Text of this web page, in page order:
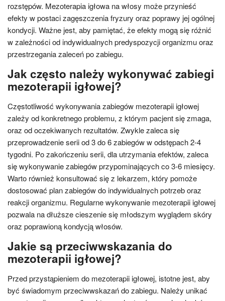
rozstępów. Mezoterapia igłowa na włosy może przynieść
efekty w postaci zagęszczenia fryzury oraz poprawy jej ogólnej
kondycji. Ważne jest, aby pamiętać, że efekty mogą się różnić
w zależności od indywidualnych predyspozycji organizmu oraz
przestrzegania zaleceń po zabiegu.
Jak często należy wykonywać zabiegi
mezoterapii igłowej?
Częstotliwość wykonywania zabiegów mezoterapii igłowej
zależy od konkretnego problemu, z którym pacjent się zmaga,
oraz od oczekiwanych rezultatów. Zwykle zaleca się
przeprowadzenie serii od 3 do 6 zabiegów w odstępach 2-4
tygodni. Po zakończeniu serii, dla utrzymania efektów, zaleca
się wykonywanie zabiegów przypominających co 3-6 miesięcy.
Warto również konsultować się z lekarzem, który pomoże
dostosować plan zabiegów do indywidualnych potrzeb oraz
reakcji organizmu. Regularne wykonywanie mezoterapii igłowej
pozwala na dłuższe cieszenie się młodszym wyglądem skóry
oraz poprawioną kondycją włosów.
Jakie są przeciwwskazania do
mezoterapii igłowej?
Przed przystąpieniem do mezoterapii igłowej, istotne jest, aby
być świadomym przeciwwskazań do zabiegu. Należy unikać